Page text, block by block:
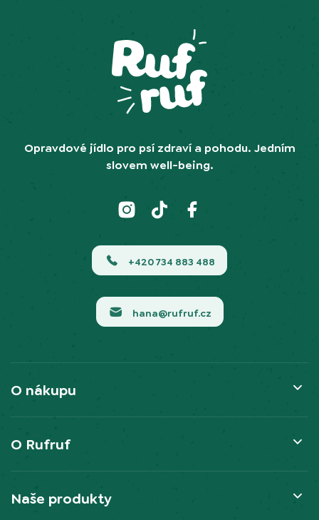
Opravdové jídlo pro psí zdraví a pohodu. Jedním
slovem well-being.
+420 734 883 488
hana@rufruf.cz
O nákupu
O Rufruf
Naše produkty